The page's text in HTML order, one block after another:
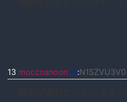
13 moccosnoon id:N1SZVU3V0